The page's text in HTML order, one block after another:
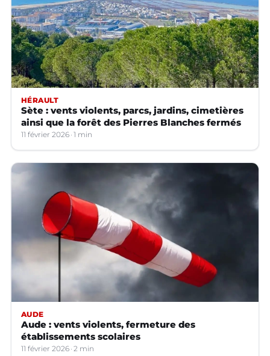
HÉRAULT
Sète : vents violents, parcs, jardins, cimetières
ainsi que la forêt des Pierres Blanches fermés
11 février 2026 1 min
AUDE
Aude : vents violents, fermeture des
établissements scolaires
11 février 2026 2 min